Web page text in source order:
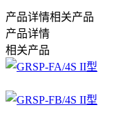
产品详情相关产品
产品详情
相关产品